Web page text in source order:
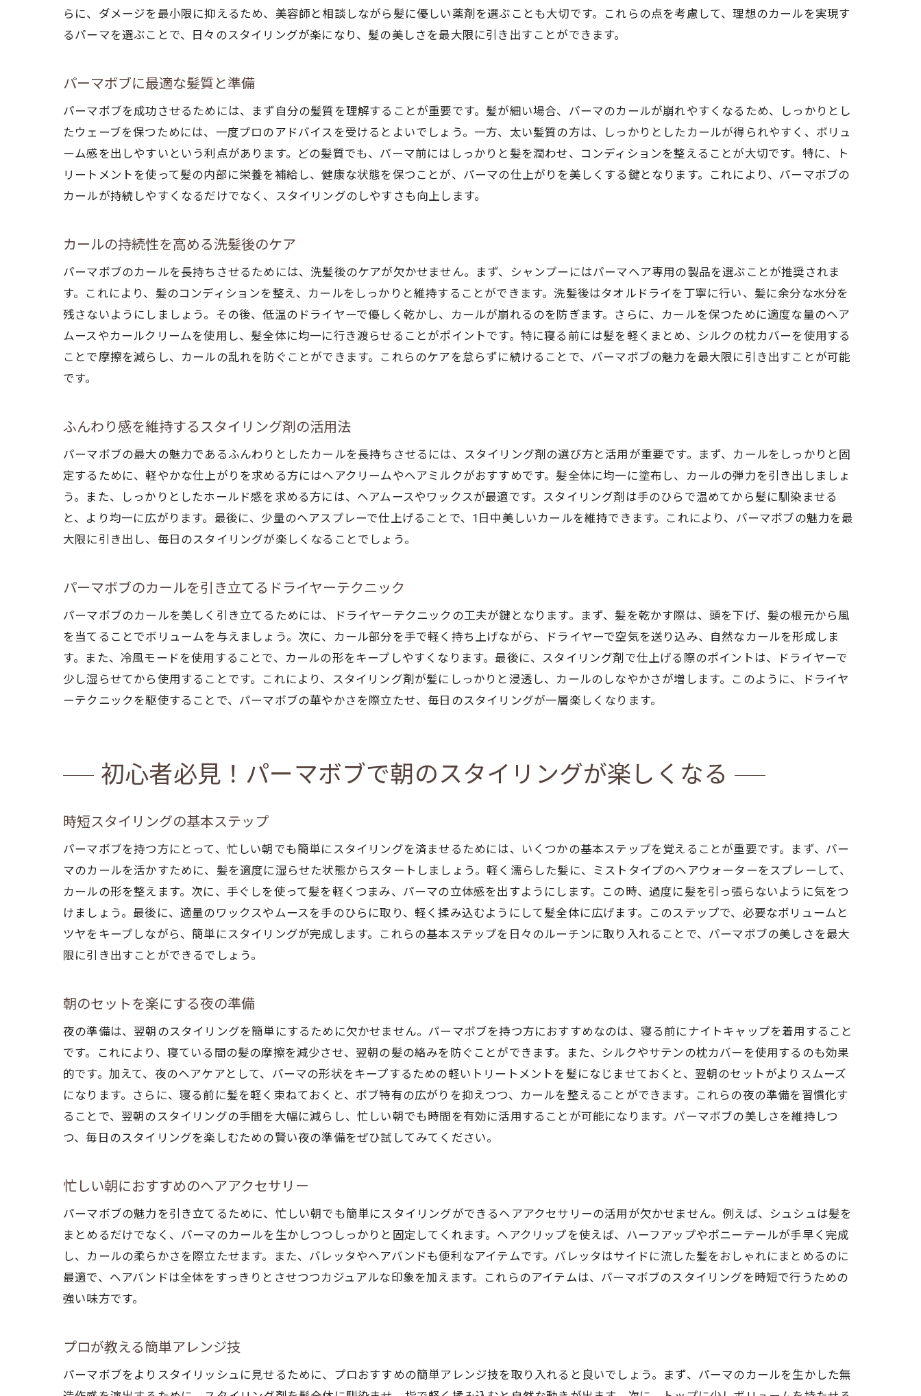
ボリューム感を維持するためのドライヤーのテクニック
パーマボブに最適なサロンでのトリートメント
柔らかな動きを出すレイヤーカットの活用
フェミニンスタイルを際立たせるカラー選び
パーマのカールを活かしたアクセサリー選び
女性らしさを引き出す前髪スタイル
パーマボブで作る華やかなアップスタイル
簡単にできるヘアピンアレンジ
濡れた髪でも綺麗に決まるジェルの使い方
朝のスタイリングを楽にする夜のケア方法
パーマボブに合わせる時短ヘアセット
ボリューム持続に欠かせないスタイリング剤
自然なボリューム感を演出するブローテクニック
ボリュームを引き立てるためのカラーリング
根元から立ち上げる為のヘアアイロン技
毎日できる簡単な保湿ケア
カールを長持ちさせるためのブラッシング法
スタイルを維持するためのヘアマスク
パーマボブを美しく保つための食生活
定期的なサロンケアの重要性
自宅でできるパーマボブのトリートメント
初めてのサロン選びで注意すること
自宅でのパーマケアで避けたいNG行動
パーマボブ初心者におすすめのヘアケア製品
らに、ダメージを最小限に抑えるため、美容師と相談しながら髪に優しい薬剤を選ぶことも大切です。これらの点を考慮して、理想のカールを実現す
るパーマを選ぶことで、日々のスタイリングが楽になり、髪の美しさを最大限に引き出すことができます。
パーマボブに最適な髪質と準備
パーマボブを成功させるためには、まず自分の髪質を理解することが重要です。髪が細い場合、パーマのカールが崩れやすくなるため、しっかりとし
たウェーブを保つためには、一度プロのアドバイスを受けるとよいでしょう。一方、太い髪質の方は、しっかりとしたカールが得られやすく、ボリュ
ーム感を出しやすいという利点があります。どの髪質でも、パーマ前にはしっかりと髪を潤わせ、コンディションを整えることが大切です。特に、ト
リートメントを使って髪の内部に栄養を補給し、健康な状態を保つことが、パーマの仕上がりを美しくする鍵となります。これにより、パーマボブの
カールが持続しやすくなるだけでなく、スタイリングのしやすさも向上します。
カールの持続性を高める洗髪後のケア
パーマボブのカールを長持ちさせるためには、洗髪後のケアが欠かせません。まず、シャンプーにはパーマヘア専用の製品を選ぶことが推奨されま
す。これにより、髪のコンディションを整え、カールをしっかりと維持することができます。洗髪後はタオルドライを丁寧に行い、髪に余分な水分を
残さないようにしましょう。その後、低温のドライヤーで優しく乾かし、カールが崩れるのを防ぎます。さらに、カールを保つために適度な量のヘア
ムースやカールクリームを使用し、髪全体に均一に行き渡らせることがポイントです。特に寝る前には髪を軽くまとめ、シルクの枕カバーを使用する
ことで摩擦を減らし、カールの乱れを防ぐことができます。これらのケアを怠らずに続けることで、パーマボブの魅力を最大限に引き出すことが可能
です。
ふんわり感を維持するスタイリング剤の活用法
パーマボブの最大の魅力であるふんわりとしたカールを長持ちさせるには、スタイリング剤の選び方と活用が重要です。まず、カールをしっかりと固
定するために、軽やかな仕上がりを求める方にはヘアクリームやヘアミルクがおすすめです。髪全体に均一に塗布し、カールの弾力を引き出しましょ
う。また、しっかりとしたホールド感を求める方には、ヘアムースやワックスが最適です。スタイリング剤は手のひらで温めてから髪に馴染ませる
と、より均一に広がります。最後に、少量のヘアスプレーで仕上げることで、1日中美しいカールを維持できます。これにより、パーマボブの魅力を最
大限に引き出し、毎日のスタイリングが楽しくなることでしょう。
パーマボブのカールを引き立てるドライヤーテクニック
パーマボブのカールを美しく引き立てるためには、ドライヤーテクニックの工夫が鍵となります。まず、髪を乾かす際は、頭を下げ、髪の根元から風
を当てることでボリュームを与えましょう。次に、カール部分を手で軽く持ち上げながら、ドライヤーで空気を送り込み、自然なカールを形成しま
す。また、冷風モードを使用することで、カールの形をキープしやすくなります。最後に、スタイリング剤で仕上げる際のポイントは、ドライヤーで
少し湿らせてから使用することです。これにより、スタイリング剤が髪にしっかりと浸透し、カールのしなやかさが増します。このように、ドライヤ
ーテクニックを駆使することで、パーマボブの華やかさを際立たせ、毎日のスタイリングが一層楽しくなります。
初心者必見！パーマボブで朝のスタイリングが楽しくなる
時短スタイリングの基本ステップ
パーマボブを持つ方にとって、忙しい朝でも簡単にスタイリングを済ませるためには、いくつかの基本ステップを覚えることが重要です。まず、パー
マのカールを活かすために、髪を適度に湿らせた状態からスタートしましょう。軽く濡らした髪に、ミストタイプのヘアウォーターをスプレーして、
カールの形を整えます。次に、手ぐしを使って髪を軽くつまみ、パーマの立体感を出すようにします。この時、過度に髪を引っ張らないように気をつ
けましょう。最後に、適量のワックスやムースを手のひらに取り、軽く揉み込むようにして髪全体に広げます。このステップで、必要なボリュームと
ツヤをキープしながら、簡単にスタイリングが完成します。これらの基本ステップを日々のルーチンに取り入れることで、パーマボブの美しさを最大
限に引き出すことができるでしょう。
朝のセットを楽にする夜の準備
夜の準備は、翌朝のスタイリングを簡単にするために欠かせません。パーマボブを持つ方におすすめなのは、寝る前にナイトキャップを着用すること
です。これにより、寝ている間の髪の摩擦を減少させ、翌朝の髪の絡みを防ぐことができます。また、シルクやサテンの枕カバーを使用するのも効果
的です。加えて、夜のヘアケアとして、パーマの形状をキープするための軽いトリートメントを髪になじませておくと、翌朝のセットがよりスムーズ
になります。さらに、寝る前に髪を軽く束ねておくと、ボブ特有の広がりを抑えつつ、カールを整えることができます。これらの夜の準備を習慣化す
ることで、翌朝のスタイリングの手間を大幅に減らし、忙しい朝でも時間を有効に活用することが可能になります。パーマボブの美しさを維持しつ
つ、毎日のスタイリングを楽しむための賢い夜の準備をぜひ試してみてください。
忙しい朝におすすめのヘアアクセサリー
パーマボブの魅力を引き立てるために、忙しい朝でも簡単にスタイリングができるヘアアクセサリーの活用が欠かせません。例えば、シュシュは髪を
まとめるだけでなく、パーマのカールを生かしつつしっかりと固定してくれます。ヘアクリップを使えば、ハーフアップやポニーテールが手早く完成
し、カールの柔らかさを際立たせます。また、バレッタやヘアバンドも便利なアイテムです。バレッタはサイドに流した髪をおしゃれにまとめるのに
最適で、ヘアバンドは全体をすっきりとさせつつカジュアルな印象を加えます。これらのアイテムは、パーマボブのスタイリングを時短で行うための
強い味方です。
プロが教える簡単アレンジ技
パーマボブをよりスタイリッシュに見せるために、プロおすすめの簡単アレンジ技を取り入れると良いでしょう。まず、パーマのカールを生かした無
お問合せ・ご予約はお電話にて